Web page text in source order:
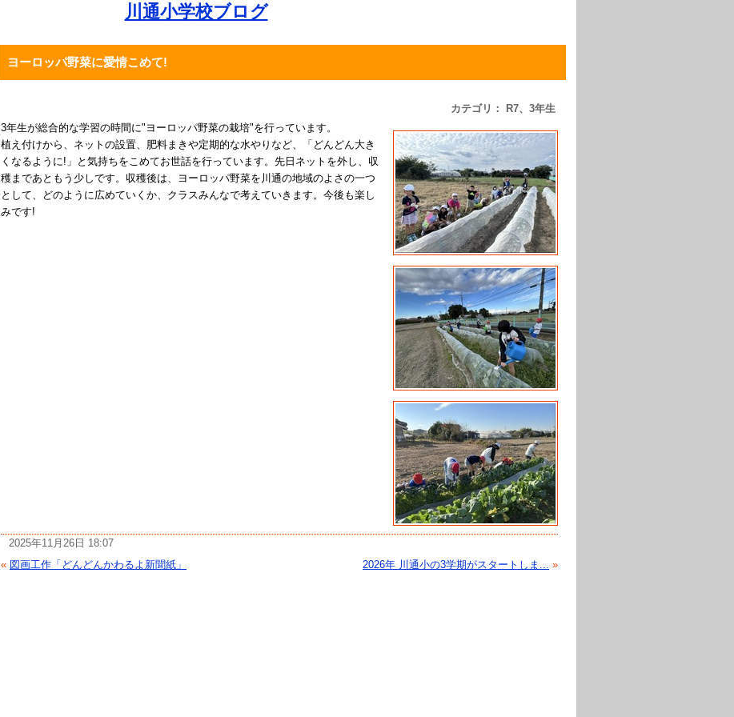
川通小学校ブログ
ヨーロッパ野菜に愛情こめて!
カテゴリ： R7、3年生
3年生が総合的な学習の時間に"ヨーロッパ野菜の栽培"を行っています。
植え付けから、ネットの設置、肥料まきや定期的な水やりなど、「どんどん大き
くなるように!」と気持ちをこめてお世話を行っています。先日ネットを外し、収
穫まであともう少しです。収穫後は、ヨーロッパ野菜を川通の地域のよさの一つ
として、どのように広めていくか、クラスみんなで考えていきます。今後も楽し
みです!
2025年11月26日 18:07
« 図画工作「どんどんかわるよ新聞紙」 2026年 川通小の3学期がスタートしま... »